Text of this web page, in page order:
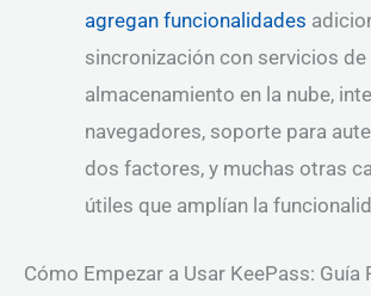
agregan funcionalidades
sincronización con servicios de
almacenamiento en la nube,
navegadores, soporte para
dos factores, y muchas otras
útiles que amplían la
Cómo Empezar a Usar KeePass: Guía